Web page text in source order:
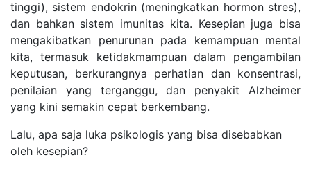
tinggi), sistem endokrin (meningkatkan hormon stres),
dan bahkan sistem imunitas kita. Kesepian juga bisa
mengakibatkan penurunan pada kemampuan mental
kita, termasuk ketidakmampuan dalam pengambilan
keputusan, berkurangnya perhatian dan konsentrasi,
penilaian yang terganggu, dan penyakit Alzheimer
yang kini semakin cepat berkembang.
Lalu, apa saja luka psikologis yang bisa disebabkan
oleh kesepian?